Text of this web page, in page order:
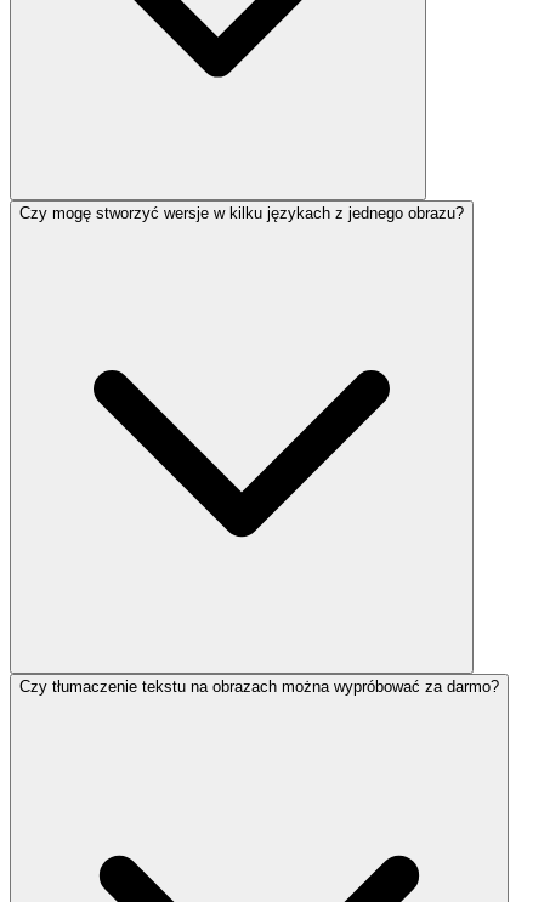
Czy mogę stworzyć wersje w kilku językach z jednego obrazu?
Czy tłumaczenie tekstu na obrazach można wypróbować za darmo?